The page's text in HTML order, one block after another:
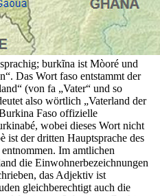
burkĩna ist Mòoré und
Das Wort faso entstammt der
(von fa „Vater“ und so
also wörtlich „Vaterland der
Faso offizielle
wobei dieses Wort nicht
der dritten Hauptsprache des
Im amtlichen
die Einwohnerbezeichnungen
das Adjektiv ist
gleichberechtigt auch die